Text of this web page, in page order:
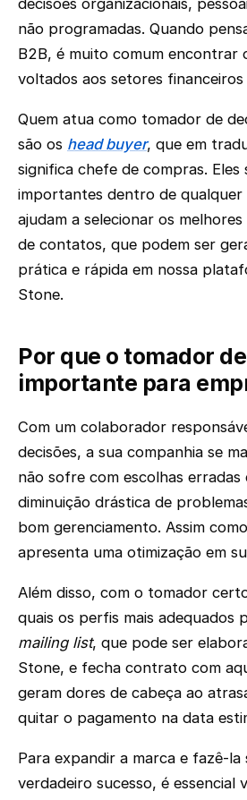
decisões organizacionais,
não programadas. Quando
B2B, é muito comum encontrar
voltados aos setores
Quem atua como tomador de
são os head buyer, que em
significa chefe de compras. Eles
importantes dentro de qualquer
ajudam a selecionar os
de contatos, que podem ser
prática e rápida em nossa
Stone.
Por que o tomador
importante para
Com um colaborador
decisões, a sua companhia se
não sofre com escolhas erradas
diminuição drástica de
bom gerenciamento. Assim
apresenta uma otimização em
Além disso, com o tomador
quais os perfis mais adequados
mailing list, que pode ser
Stone, e fecha contrato com
geram dores de cabeça ao
quitar o pagamento na data
Para expandir a marca e fazê-
verdadeiro sucesso, é essencial